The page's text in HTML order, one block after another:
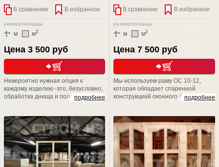
В сравнение В избранное
размер:
м
площадь:
м2
Цена 3 500 руб
подробнее
Невероятно нужная опция к
каждому изделию -это, безусловно,
обработка днища и полозьев
гниения и плесени) = надежная
защита вашего изделия от короеда
и гниения на долгие -долгие годы
В сравнение В избранное
размер:
м
площадь:
м2
Цена 7 500 руб
подробнее
Мы используем раму ОС 10-12,
которая обладает спаренной
конструкцией оконного блока, с
коробку изделия. Внутренняя и
наружная створки дополнительно
скреплены винтами. Отлично
подходит для различных дачных и
садовых домов, а также хозблоках.